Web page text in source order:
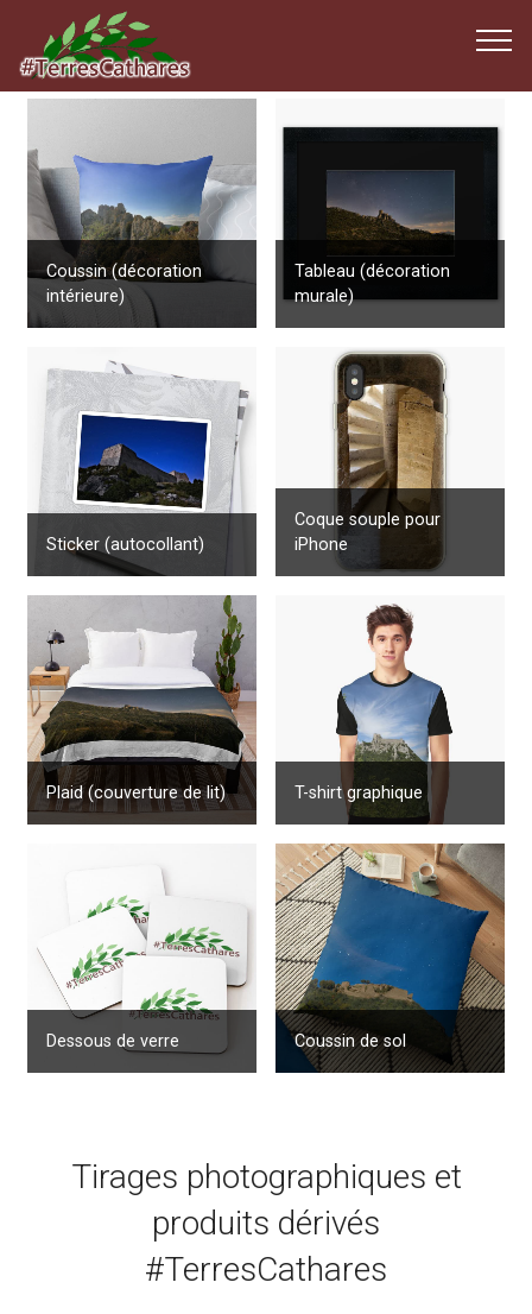
Coussin (décoration
intérieure)
Tableau (décoration
murale)
Sticker (autocollant)
Coque souple pour
iPhone
Plaid (couverture de lit) T-shirt graphique
Dessous de verre Coussin de sol
Tirages photographiques et
produits dérivés
#TerresCathares